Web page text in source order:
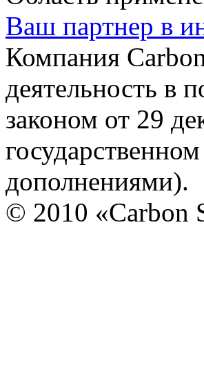
Ваш партнер в
Компания
деятельность в
законом от 29
дополнениями).
© 2010 «Carbon